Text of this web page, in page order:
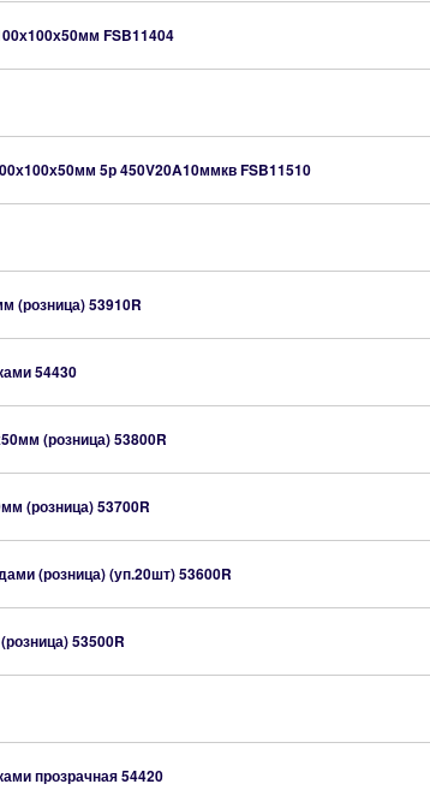
FSB11404
5р 450V20A10ммквFSB11510
(розница)53910R
54430
(розница)53800R
(розница)53700R
(розница) (уп.20шт)53600R
53500R
прозрачная54420